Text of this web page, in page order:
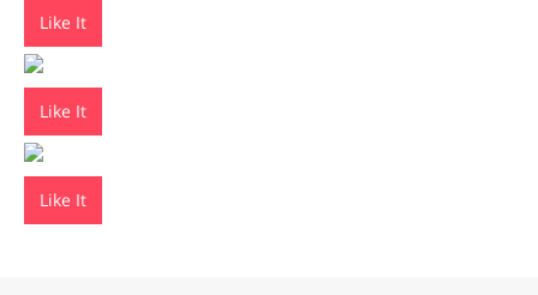
Like It
Like It
Like It